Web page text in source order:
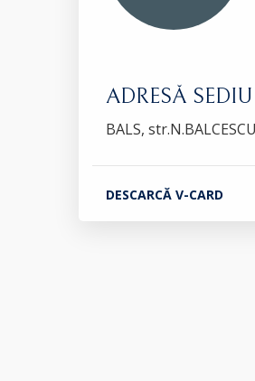
ADRESĂ SEDIU
BALS,
DESCARCĂ V-CARD